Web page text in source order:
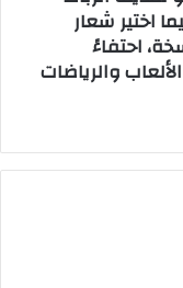
للكتاب لسنة 2026، فيما اختير شعار
احتفاءً
والرياضات